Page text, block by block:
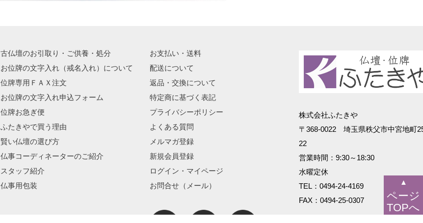
古仏壇のお引取り・ご供養・処分
お位牌の文字入れ（戒名入れ）について
位牌専用ＦＡＸ注文
お位牌の文字入れ申込フォーム
位牌お急ぎ便
ふたきやで買う理由
賢い仏壇の選び方
仏事コーディネーターのご紹介
スタッフ紹介
仏事用包装
お支払い・送料
配送について
返品・交換について
特定商に基づく表記
プライバシーポリシー
よくある質問
メルマガ登録
新規会員登録
ログイン・マイページ
お問合せ（メール）
株式会社ふたきや
〒368-0022 埼玉県秩父市中宮地町
22
営業時間：9:30～18:30
水曜定休
TEL：0494-24-4169
FAX：0494-25-0307
▲
ページ
TOPへ